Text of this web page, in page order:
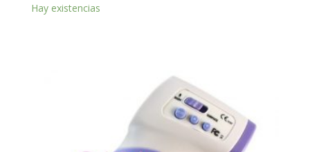
Hay existencias